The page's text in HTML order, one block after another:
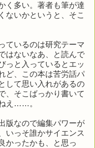
く多い。著者も筆が達
ないかというと、そこ
ているのは研究テーマ
はないなあ、と読んで
っと入っているとエッ
ど、この本は苦労話パ
して思い入れがあるの
、そこばっかり書いて
え……。
版なので編集パワーが
いっそ誰かサイエンス
かったかも、と思っ